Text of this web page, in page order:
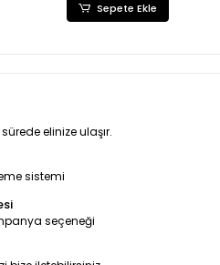
Sepete Ekle
elinize ulaşır.
sistemi
seçeneği